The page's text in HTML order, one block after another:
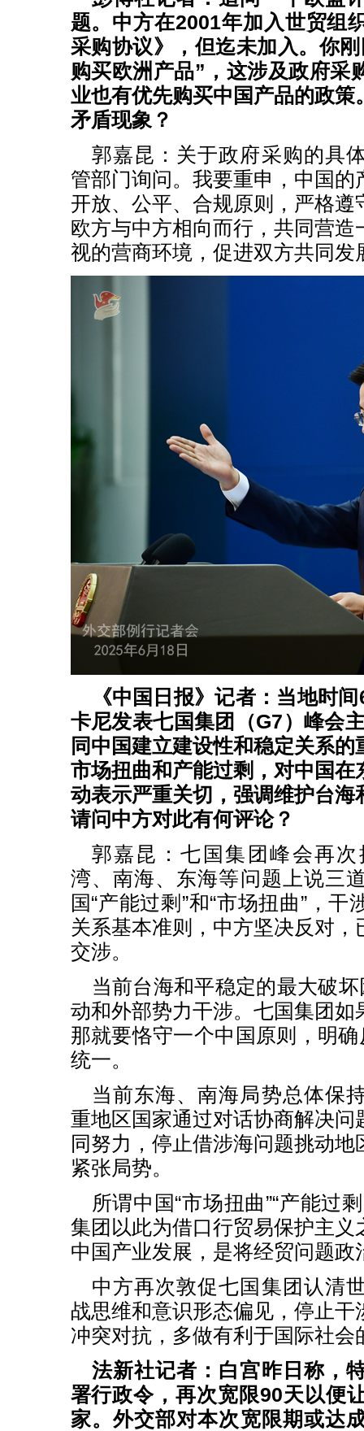
题。中方在2001年加入世贸组
采购协议》，但迄未加入。你
购买欧洲产品”，这涉及政府采
业也有优先购买中国产品的政策
矛盾现象？
郭嘉昆：关于政府采购的具
管部门询问。我要重申，中国的
开放、公平、合规原则，严格遵
欧方与中方相向而行，共同营
视的营商环境，促进双方共同发
《中国日报》记者：当地时
卡尼发表七国集团（G7）峰会
同中国建立建设性和稳定关系
市场扭曲和产能过剩，对中国在
动表示严重关切，强调维护台海
请问中方对此有何评论？
郭嘉昆：七国集团峰会再
湾、南海、东海等问题上说三
国“产能过剩”和“市场扭曲”，
关系基本准则，中方坚决反对
交涉。
当前台海和平稳定的最大破坏
动和外部势力干涉。七国集团如
那就要恪守一个中国原则，明确
统一。
当前东海、南海局势总体保
重地区国家通过对话协商解决问
同努力，停止借涉海问题挑动
紧张局势。
所谓中国“市场扭曲”“产能过
集团以此为借口行贸易保护主义
中国产业发展，是将经贸问题政
中方再次敦促七国集团认清
战思维和意识形态偏见，停止干
冲突对抗，多做有利于国际社会
法新社记者：白宫昨日称，
署行政令，再次宽限90天以便
家。外交部对本次宽限期或达